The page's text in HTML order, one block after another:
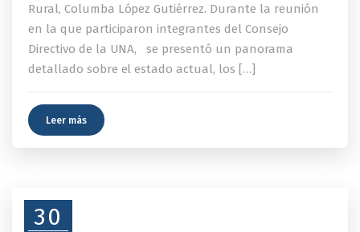
Rural, Columba López Gutiérrez. Durante la reunión
en la que participaron integrantes del Consejo
Directivo de la UNA, se presentó un panorama
detallado sobre el estado actual, los […]
Leer más
30